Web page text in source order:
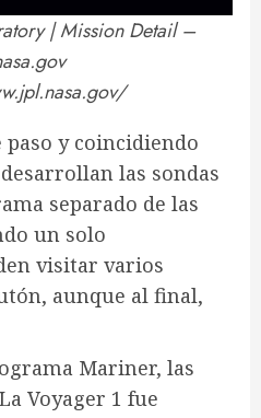
| Mission Detail –
y coincidiendo
las sondas
separado de las
un solo
visitar varios
aunque al final,
Mariner, las
Voyager 1 fue